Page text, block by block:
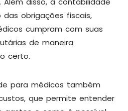
das obrigações fiscais,
cumpram com suas
de maneira
certo.
para médicos também
que permite entender